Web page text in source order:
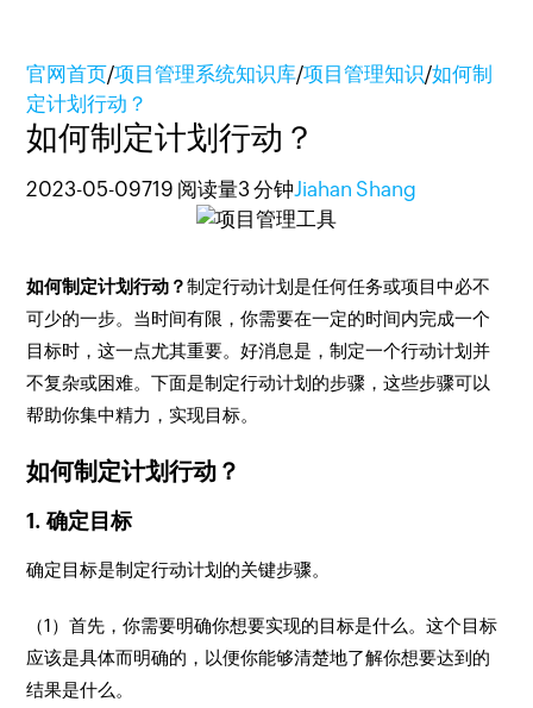
官网首页/项目管理系统知识库/项目管理知识/如何制
定计划行动？
如何制定计划行动？
2023-05-09719 阅读量3 分钟Jiahan Shang
如何制定计划行动？制定行动计划是任何任务或项目中必不
可少的一步。当时间有限，你需要在一定的时间内完成一个
目标时，这一点尤其重要。好消息是，制定一个行动计划并
不复杂或困难。下面是制定行动计划的步骤，这些步骤可以
帮助你集中精力，实现目标。
如何制定计划行动？
1. 确定目标
确定目标是制定行动计划的关键步骤。
（1）首先，你需要明确你想要实现的目标是什么。这个目标
应该是具体而明确的，以便你能够清楚地了解你想要达到的
结果是什么。